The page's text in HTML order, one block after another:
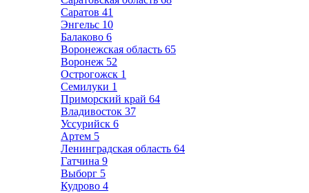
Саратов 41
Энгельс 10
Балаково 6
Воронежская область 65
Воронеж 52
Острогожск 1
Семилуки 1
Приморский край 64
Владивосток 37
Уссурийск 6
Артем 5
Ленинградская область 64
Гатчина 9
Выборг 5
Кудрово 4